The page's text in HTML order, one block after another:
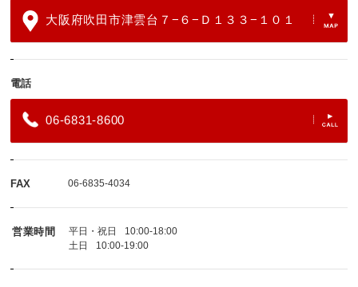
大阪府吹田市津雲台７−６−Ｄ１３３−１０１
電話
06-6831-8600
FAX 06-6835-4034
営業時間 平日・祝日
10:00-18:00
土日
10:00-19:00